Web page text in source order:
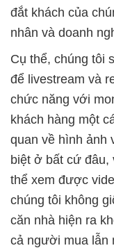
đắt khách của
nhân và doanh
Cụ thể, chúng tôi
để livestream và
chức năng với
khách hàng một
quan về hình ảnh
biệt ở bất cứ đâu,
thể xem được
chúng tôi không
căn nhà hiện ra
cả người mua lẫn